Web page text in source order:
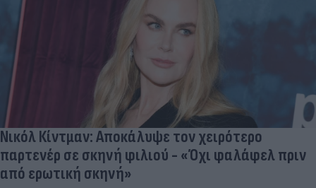
Νικόλ Κίντμαν: Αποκάλυψε τον χειρότερο
παρτενέρ σε σκηνή φιλιού - «Όχι φαλάφελ πριν
από ερωτική σκηνή»